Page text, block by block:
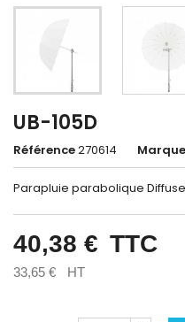
UB-105D
Référence270614 Marque
Parapluie parabolique
40,38 € TTC
33,65 € HT